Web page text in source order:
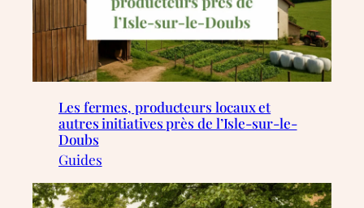
Les fermes, producteurs locaux et
autres initiatives près de l’Isle-sur-le-
Doubs
Guides